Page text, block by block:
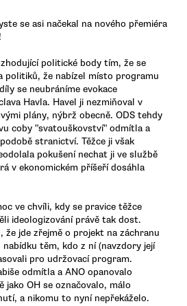
se asi načekal na nového přemiéra
politické body tím, že se
politiků, že nabízel místo programu
se neubráníme evokace
Havla. Havel ji nezmiňoval v
plány, nýbrž obecně. ODS tehdy
coby "svatouškovství" odmítla a
stranictví. Těžce ji však
pokušení nechat ji ve službě
v ekonomickém příšeří dosáhla
ve chvíli, kdy se pravice těžce
ideologizování právě tak dost.
že jde zřejmě o projekt na záchranu
těm, kdo z ní (navzdory její
pro udržovací program.
odmítla a ANO opanovalo
OH se označovalo, málo
a nikomu to nyní nepřekáželo.